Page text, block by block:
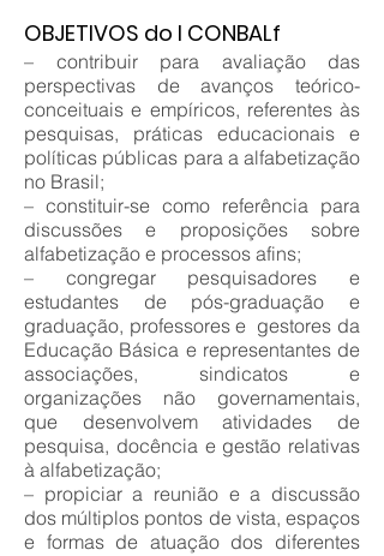
OBJETIVOS do I CONBALf
– contribuir para avaliação das
perspectivas de avanços teórico-
conceituais e empíricos, referentes às
pesquisas, práticas educacionais e
políticas públicas para a alfabetização
no Brasil;
– constituir-se como referência para
discussões e proposições sobre
alfabetização e processos afins;
– congregar pesquisadores e
estudantes de pós-graduação e
graduação, professores e gestores da
Educação Básica e representantes de
associações, sindicatos e
organizações não governamentais,
que desenvolvem atividades de
pesquisa, docência e gestão relativas
à alfabetização;
– propiciar a reunião e a discussão
dos múltiplos pontos de vista, espaços
e formas de atuação dos diferentes